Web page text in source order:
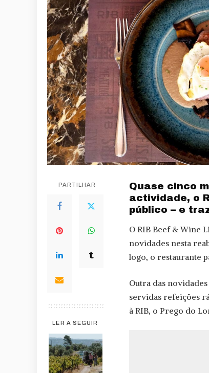
PARTILHAR
LER A SEGUIR
Quase cinco
actividade, o
público – e
O RIB Beef & Wine
novidades nesta
logo, o restaurante
Outra das novidades
servidas refeições
à RIB, o Prego do